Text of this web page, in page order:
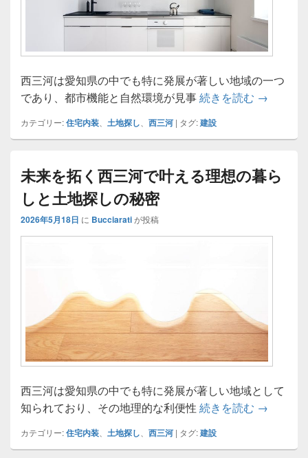
西三河は愛知県の中でも特に発展が著しい地域の一つ
であり、都市機能と自然環境が見事続きを読む 西三河で
→
カテゴリー:住宅内装 土地探し 西三河 | タグ:建設
未来を拓く西三河で叶える理想の暮ら
しと土地探しの秘密
2026年5月18日 に Bucciaratiが投稿
西三河は愛知県の中でも特に発展が著しい地域として
知られており、その地理的な利便性 続きを読む 未来を拓
→
カテゴリー:住宅内装 土地探し 西三河 | タグ:建設